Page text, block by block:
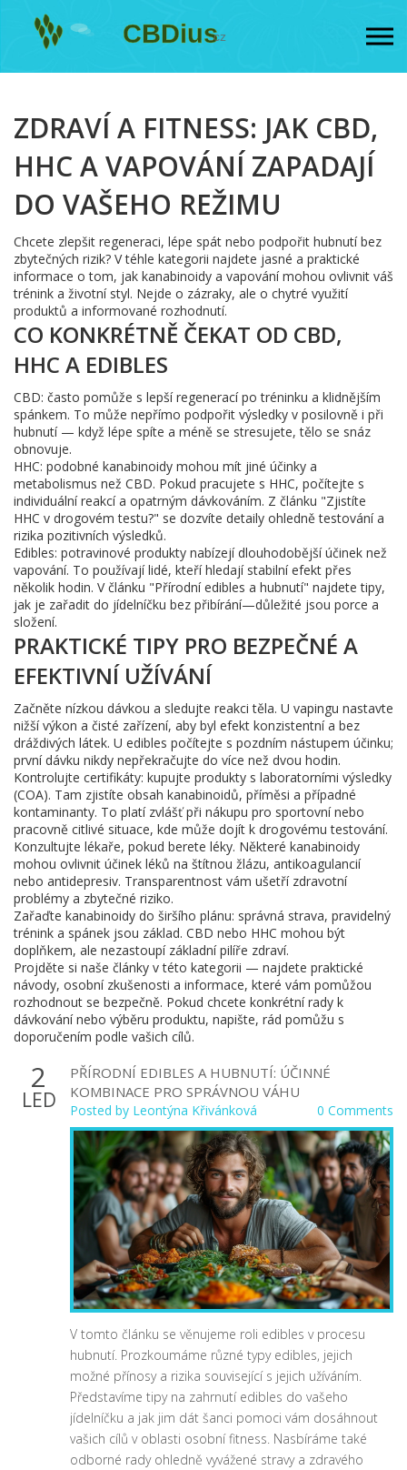
ZDRAVÍ A FITNESS: JAK CBD,
HHC A VAPOVÁNÍ ZAPADAJÍ
DO VAŠEHO REŽIMU
Chcete zlepšit regeneraci, lépe spát nebo podpořit hubnutí bez
zbytečných rizik? V téhle kategorii najdete jasné a praktické
informace o tom, jak kanabinoidy a vapování mohou ovlivnit váš
trénink a životní styl. Nejde o zázraky, ale o chytré využití
produktů a informované rozhodnutí.
CO KONKRÉTNĚ ČEKAT OD CBD,
HHC A EDIBLES
CBD: často pomůže s lepší regenerací po tréninku a klidnějším
spánkem. To může nepřímo podpořit výsledky v posilovně i při
hubnutí — když lépe spíte a méně se stresujete, tělo se snáz
obnovuje.
HHC: podobné kanabinoidy mohou mít jiné účinky a
metabolismus než CBD. Pokud pracujete s HHC, počítejte s
individuální reakcí a opatrným dávkováním. Z článku "Zjistíte
HHC v drogovém testu?" se dozvíte detaily ohledně testování a
rizika pozitivních výsledků.
Edibles: potravinové produkty nabízejí dlouhodobější účinek než
vapování. To používají lidé, kteří hledají stabilní efekt přes
několik hodin. V článku "Přírodní edibles a hubnutí" najdete tipy,
jak je zařadit do jídelníčku bez přibírání—důležité jsou porce a
složení.
PRAKTICKÉ TIPY PRO BEZPEČNÉ A
EFEKTIVNÍ UŽÍVÁNÍ
Začněte nízkou dávkou a sledujte reakci těla. U vapingu nastavte
nižší výkon a čisté zařízení, aby byl efekt konzistentní a bez
dráždivých látek. U edibles počítejte s pozdním nástupem účinku;
první dávku nikdy nepřekračujte do více než dvou hodin.
Kontrolujte certifikáty: kupujte produkty s laboratorními výsledky
(COA). Tam zjistíte obsah kanabinoidů, příměsi a případné
kontaminanty. To platí zvlášť při nákupu pro sportovní nebo
pracovně citlivé situace, kde může dojít k drogovému testování.
Konzultujte lékaře, pokud berete léky. Některé kanabinoidy
mohou ovlivnit účinek léků na štítnou žlázu, antikoagulancií
nebo antidepresiv. Transparentnost vám ušetří zdravotní
problémy a zbytečné riziko.
Zařaďte kanabinoidy do širšího plánu: správná strava, pravidelný
trénink a spánek jsou základ. CBD nebo HHC mohou být
doplňkem, ale nezastoupí základní pilíře zdraví.
Projděte si naše články v této kategorii — najdete praktické
návody, osobní zkušenosti a informace, které vám pomůžou
rozhodnout se bezpečně. Pokud chcete konkrétní rady k
dávkování nebo výběru produktu, napište, rád pomůžu s
doporučením podle vašich cílů.
2
LED
PŘÍRODNÍ EDIBLES A HUBNUTÍ: ÚČINNÉ
KOMBINACE PRO SPRÁVNOU VÁHU
Posted by Leontýna Křivánková 0 Comments
V tomto článku se věnujeme roli edibles v procesu
hubnutí. Prozkoumáme různé typy edibles, jejich
možné přínosy a rizika související s jejich užíváním.
Představíme tipy na zahrnutí edibles do vašeho
jídelníčku a jak jim dát šanci pomoci vám dosáhnout
vašich cílů v oblasti osobní fitness. Nasbíráme také
odborné rady ohledně vyvážené stravy a zdravého